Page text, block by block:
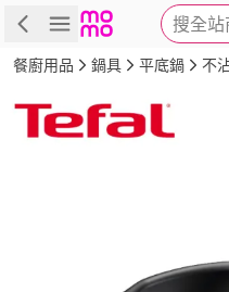
搜全站
商品 評價
餐廚用品 鍋具 平底鍋 不